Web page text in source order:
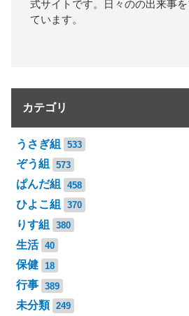
式サイトです。日々のの出来事
ています。
カテゴリ
うさぎ組 533
ぞう組 573
ぱんだ組 458
ひよこ組 370
りす組 380
生活 40
保健 18
行事 389
未分類 249